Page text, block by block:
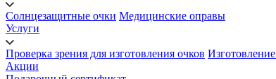
Солнцезащитные очки Медицинские оправы
Услуги
Проверка зрения для изготовления очков
Акции